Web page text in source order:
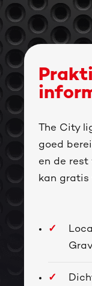
The City
goed
en de rest
kan gratis